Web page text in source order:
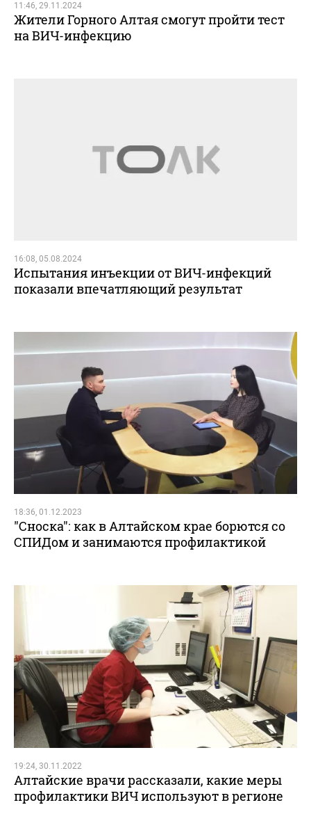
11:46, 29.11.2024
Жители Горного Алтая смогут пройти тест
на ВИЧ-инфекцию
16:08, 05.08.2024
Испытания инъекции от ВИЧ-инфекций
показали впечатляющий результат
18:36, 01.12.2023
"Сноска": как в Алтайском крае борются со
СПИДом и занимаются профилактикой
19:24, 30.11.2022
Алтайские врачи рассказали, какие меры
профилактики ВИЧ используют в регионе